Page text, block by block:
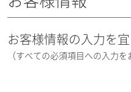
お客様情報の入力を
（すべての必須項目への入力を